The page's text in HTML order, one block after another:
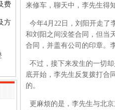
费
方
来修车，聊天中，李先生得
今年4月22日，刘阳开走了
和刘阳之间没签合同，但当
合同，并盖有公司的印章。
不过，接下来发生的一切
底开始，李先生反复拨打合
的。
更麻烦的是，李先生与北